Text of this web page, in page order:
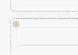
!